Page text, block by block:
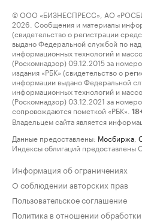
© ООО «БИЗНЕСПРЕСС», АО
2026. Сообщения и материалы
(свидетельство о регистрации
выдано Федеральной службой по
информационных технологий и
(Роскомнадзор) 09.12.2015 за
издания «РБК» (свидетельство о
информации выдано Федеральной
информационных технологий и
(Роскомнадзор) 03.12.2021 за
сопровождаются пометкой «РБК».
Владельцем сайта является
Данные предоставлены: Мосбиржа
Индексы облигаций предоставлены
Информация об ограничениях
О соблюдении авторских прав
Пользовательское соглашение
Политика в отношении